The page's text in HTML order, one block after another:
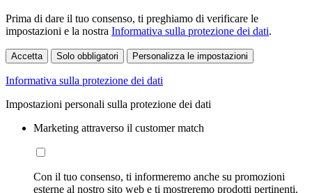
Prima di dare il tuo consenso, ti preghiamo di verificare le
impostazioni e la nostra Informativa sulla protezione dei dati.
Accetta Solo obbligatori Personalizza le impostazioni
Informativa sulla protezione dei dati
Impostazioni personali sulla protezione dei dati
Marketing attraverso il customer match
Con il tuo consenso, ti informeremo anche su promozioni
esterne al nostro sito web e ti mostreremo prodotti pertinenti.